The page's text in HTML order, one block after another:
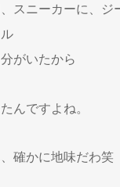
スニーカーに、ジ
がいたから
んですよね。
、確かに地味だわ笑